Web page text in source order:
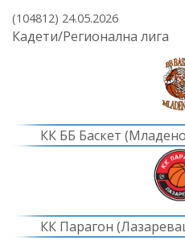
(104812) 24.05.2026
Кадети/Регионална лига
КК ББ Баскет
КК Парагон